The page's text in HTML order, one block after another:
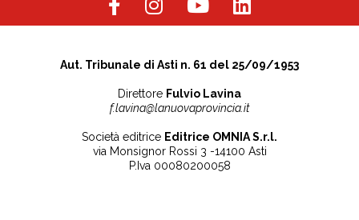
Aut. Tribunale di Asti n. 61 del 25/09/1953
Direttore Fulvio Lavina
f.lavina@lanuovaprovincia.it
Società editrice Editrice OMNIA S.r.l.
via Monsignor Rossi 3 -14100 Asti
P.Iva 00080200058